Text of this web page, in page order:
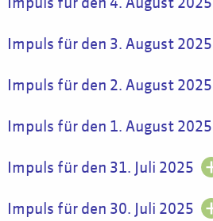
Impuls für den 4. August 2025
Impuls für den 3. August 2025
Impuls für den 2. August 2025
Impuls für den 1. August 2025
Impuls für den 31. Juli 2025
Impuls für den 30. Juli 2025